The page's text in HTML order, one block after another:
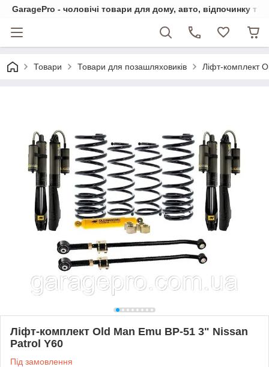
GaragePro - чоловічі товари для дому, авто, відпочинку та
Товари Товари для позашляховиків Ліфт-комплект
Ліфт-комплект Old Man Emu BP-51 3" Nissan
Patrol Y60
Під замовлення